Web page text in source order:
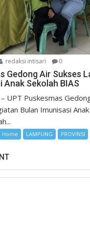
redaksi intisari 0
Gedong Air Sukses
Anak Sekolah BIAS
UPT Puskesmas
Bulan Imunisasi
Home LAMPUNG PROVINSI